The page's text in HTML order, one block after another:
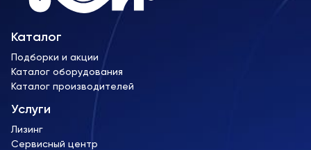
Каталог
Подборки и акции
Каталог оборудования
Каталог производителей
Услуги
Лизинг
Сервисный центр